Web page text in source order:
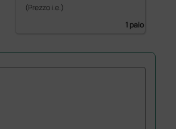
(Prezzo i.e.)
1 paio